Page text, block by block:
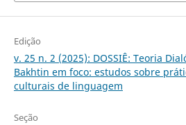
Edição
v. 25 n. 2 (2025): DOSSIÊ: Teoria
Bakhtin em foco: estudos sobre
culturais de linguagem
Seção